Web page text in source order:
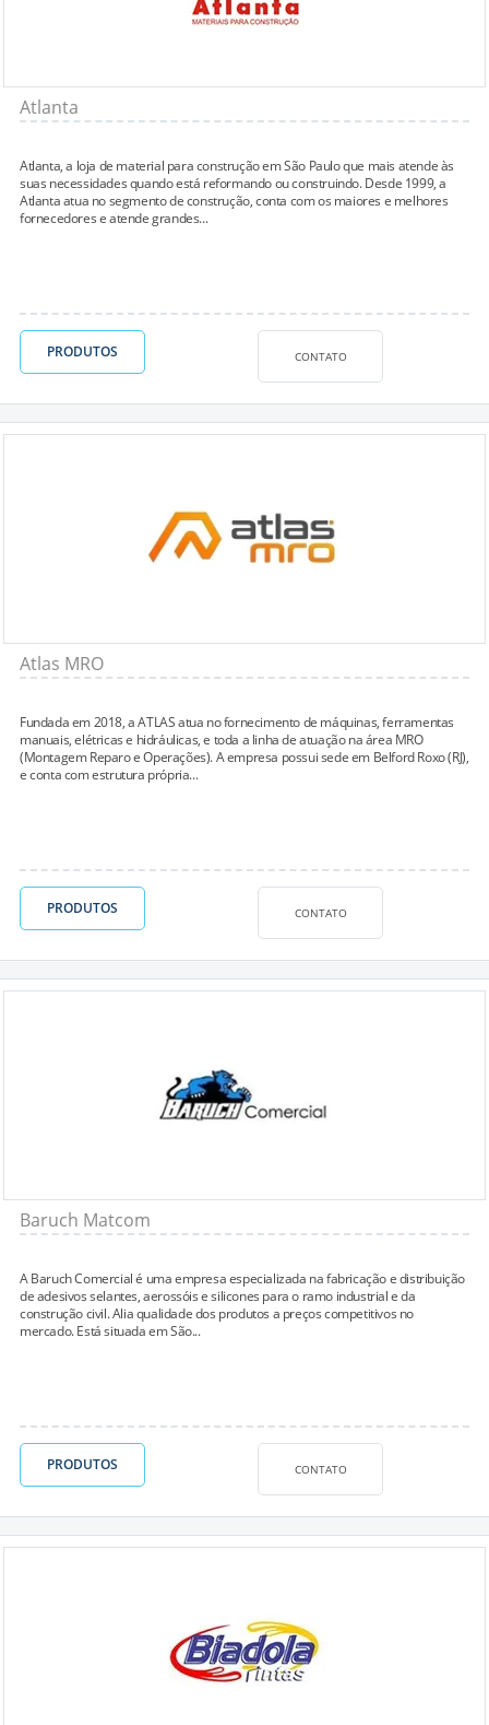
Atlanta
Atlanta, a loja de material para construção em São Paulo que mais atende às
suas necessidades quando está reformando ou construindo. Desde 1999, a
Atlanta atua no segmento de construção, conta com os maiores e melhores
fornecedores e atende grandes...
PRODUTOS CONTATO
Atlas MRO
Fundada em 2018, a ATLAS atua no fornecimento de máquinas, ferramentas
manuais, elétricas e hidráulicas, e toda a linha de atuação na área MRO
(Montagem Reparo e Operações). A empresa possui sede em Belford Roxo (RJ),
e conta com estrutura própria...
PRODUTOS CONTATO
Baruch Matcom
A Baruch Comercial é uma empresa especializada na fabricação e distribuição
de adesivos selantes, aerossóis e silicones para o ramo industrial e da
construção civil. Alia qualidade dos produtos a preços competitivos no
mercado. Está situada em São...
PRODUTOS CONTATO